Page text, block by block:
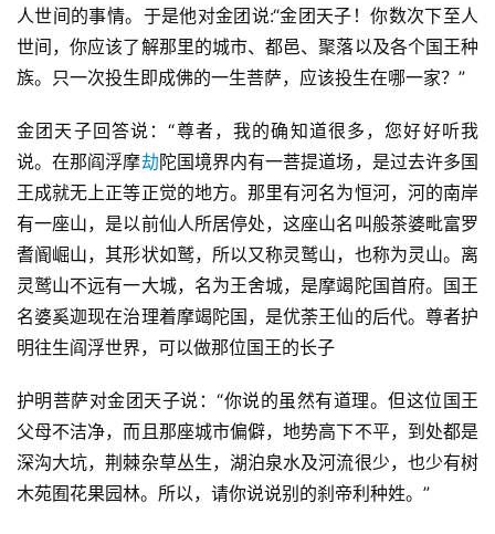
人世间的事情。于是他对金团说:“金团天子！你数次下至人
世间，你应该了解那里的城市、都邑、聚落以及各个国王种
族。只一次投生即成佛的一生菩萨，应该投生在哪一家？”
金团天子回答说：“尊者，我的确知道很多，您好好听我
说。在那阎浮摩劫陀国境界内有一菩提道场，是过去许多国
王成就无上正等正觉的地方。那里有河名为恒河，河的南岸
有一座山，是以前仙人所居停处，这座山名叫般茶婆毗富罗
耆阍崛山，其形状如鹫，所以又称灵鹫山，也称为灵山。离
灵鹫山不远有一大城，名为王舍城，是摩竭陀国首府。国王
名婆奚迦现在治理着摩竭陀国，是优荼王仙的后代。尊者护
明往生阎浮世界，可以做那位国王的长子
护明菩萨对金团天子说：“你说的虽然有道理。但这位国王
父母不洁净，而且那座城市偏僻，地势高下不平，到处都是
深沟大坑，荆棘杂草丛生，湖泊泉水及河流很少，也少有树
木苑囿花果园林。所以，请你说说别的刹帝利种姓。”